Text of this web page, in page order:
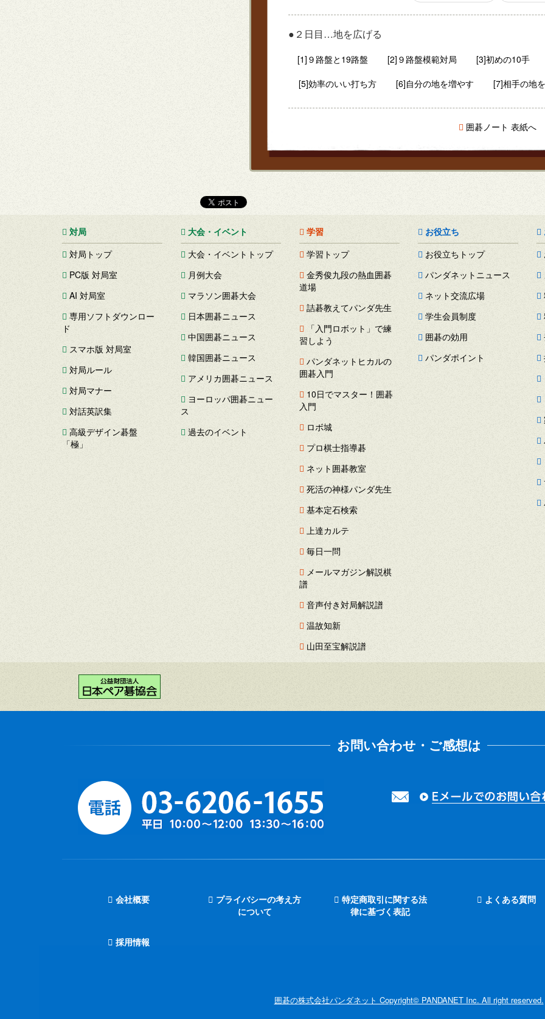
●２日目…地を広げる
[1]９路盤と19路盤 [2]９路盤模範対局
[3]初めの10手
[5]効率のいい打ち方
[6]自分の地を増やす [7]相手の地
囲碁ノート 表紙へ
対局
対局トップ
PC版 対局室
AI 対局室
専用ソフトダウンロー
ド
スマホ版 対局室
対局ルール
対局マナー
対話英訳集
高級デザイン碁盤
「極」
大会・イベント
大会・イベントトップ
月例大会
マラソン囲碁大会
日本囲碁ニュース
中国囲碁ニュース
韓国囲碁ニュース
アメリカ囲碁ニュース
ヨーロッパ囲碁ニュー
ス
過去のイベント
学習
学習トップ
金秀俊九段の熱血囲碁
道場
詰碁教えてパンダ先生
「入門ロボット」で練
習しよう
パンダネットヒカルの
囲碁入門
10日でマスター！囲碁
入門
ロボ城
プロ棋士指導碁
ネット囲碁教室
死活の神様パンダ先生
基本定石検索
上達カルテ
毎日一問
メールマガジン解説棋
譜
音声付き対局解説譜
温故知新
山田至宝解説譜
お役立ち
お役立ちトップ
パンダネットニュース
ネット交流広場
学生会員制度
囲碁の効用
パンダポイント
会社概要
プライバシーの考え方
について
特定商取引に関する法
律に基づく表記
よくある質問
採用情報
囲碁の株式会社パンダネット Copyright© PANDANET Inc. All right reserved.